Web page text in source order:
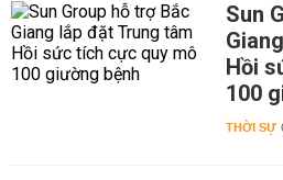
Sun
Hồi
100
THỜI SỰ